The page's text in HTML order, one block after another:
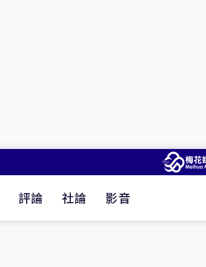
評論 社論 影音